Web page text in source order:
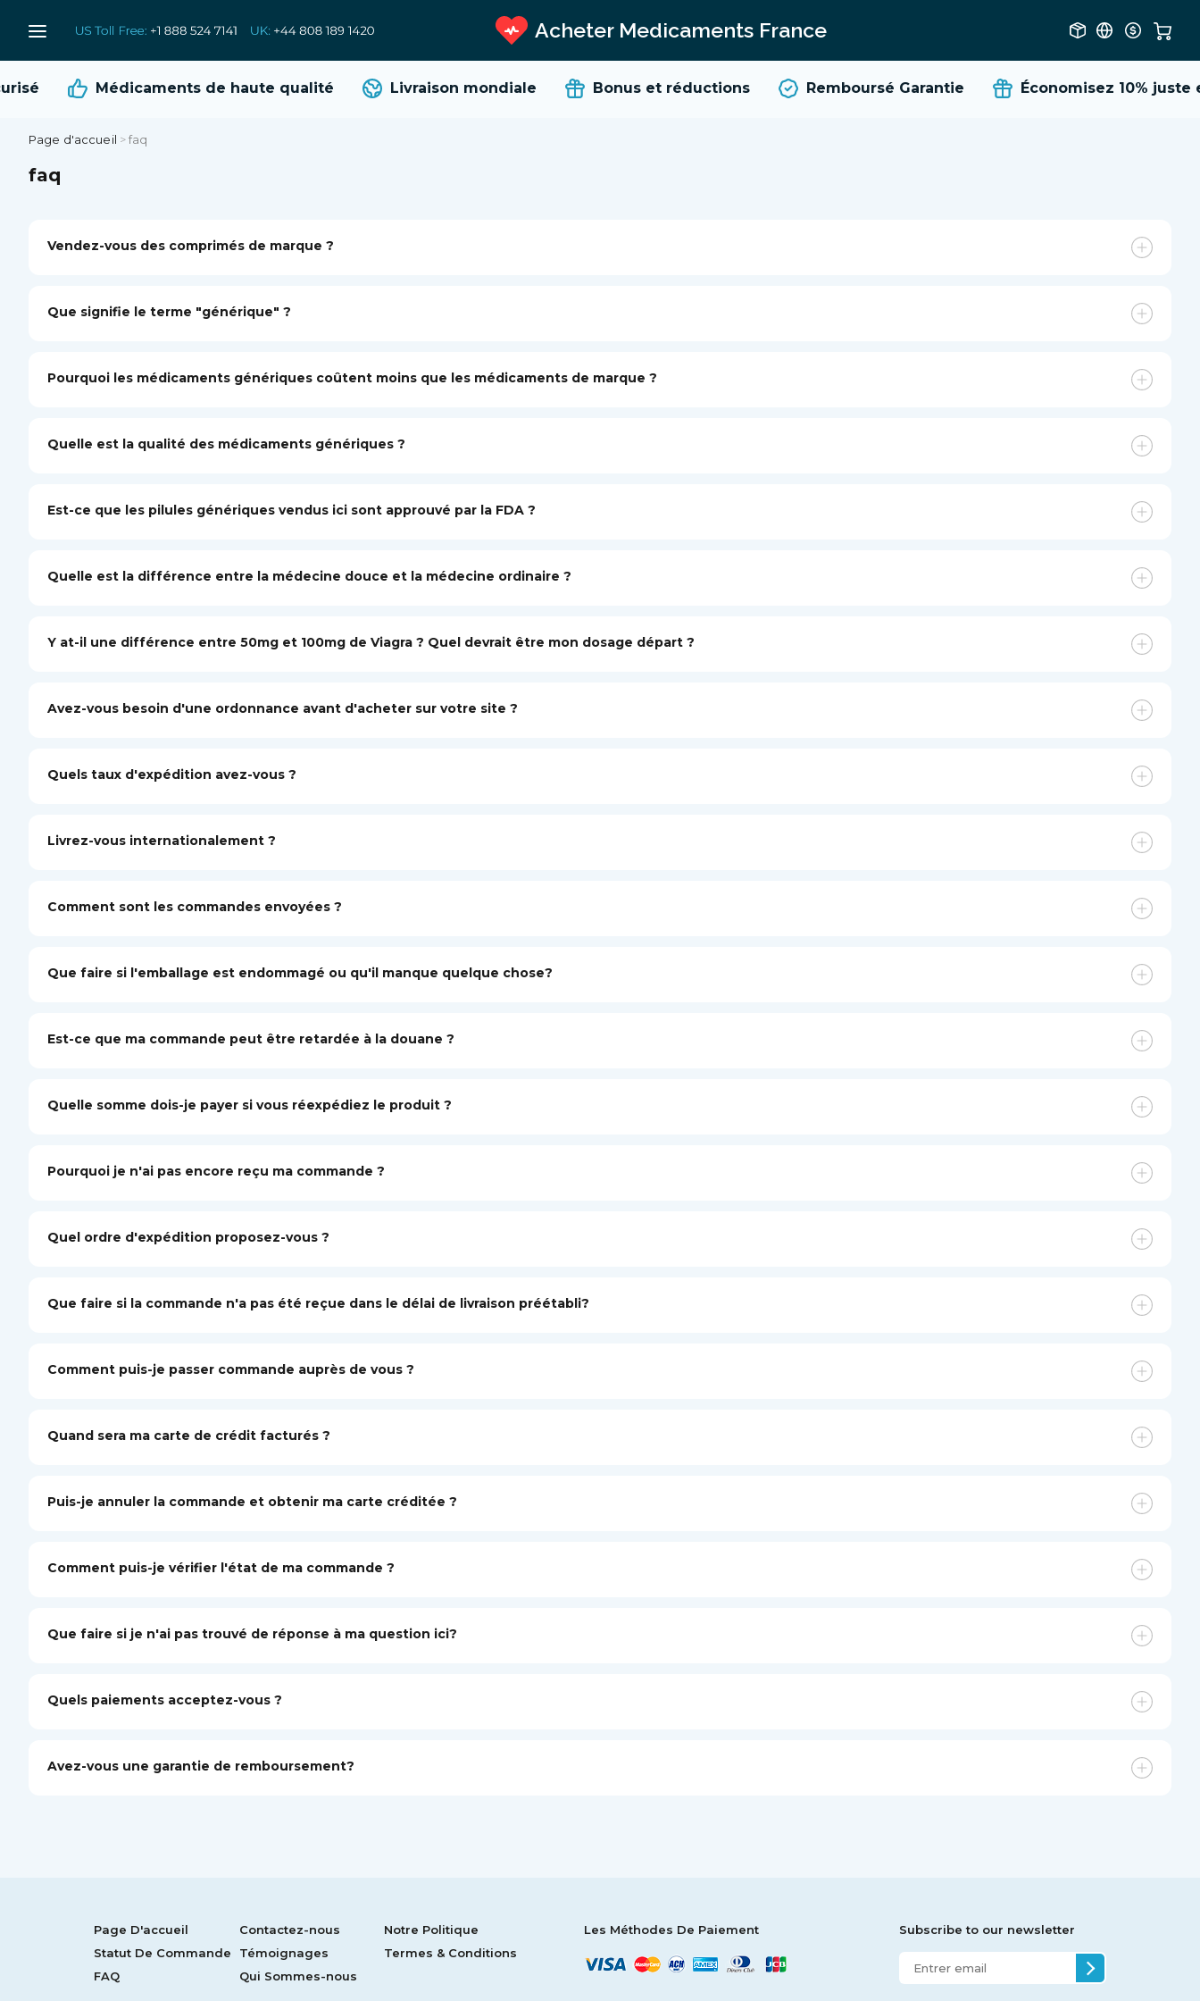
Acheter Medicaments France
Médicaments dehaute qualité Livraison mondiale Bonus et réductions Remboursé Garantie Économisez 10% juste
Page d'accueil >faq
faq
Vendez-vous des comprimés de marque ?
Que signifie le terme "générique" ?
Pourquoi les médicaments génériques coûtent moins que les médicaments de marque ?
Quelle est la qualité des médicaments génériques ?
Est-ce que les pilules génériques vendus ici sont approuvé par la FDA ?
Quelle est la différence entre la médecine douce et la médecine ordinaire ?
Y at-il une différence entre 50mg et 100mg de Viagra ? Quel devrait être mon dosage départ ?
Avez-vous besoin d'une ordonnance avant d'acheter sur votre site ?
Quels taux d'expédition avez-vous ?
Livrez-vous internationalement ?
Comment sont les commandes envoyées ?
Que faire si l'emballage est endommagé ou qu'il manque quelque chose?
Est-ce que ma commande peut être retardée à la douane ?
Quelle somme dois-je payer si vous réexpédiez le produit ?
Pourquoi je n'ai pas encore reçu ma commande ?
Quel ordre d'expédition proposez-vous ?
Que faire si la commande n'a pas été reçue dans le délai de livraison préétabli?
Comment puis-je passer commande auprès de vous ?
Quand sera ma carte de crédit facturés ?
Puis-je annuler la commande et obtenir ma carte créditée ?
Comment puis-je vérifier l'état de ma commande ?
Que faire si je n'ai pas trouvé de réponse à ma question ici?
Quels paiements acceptez-vous ?
Avez-vous une garantie de remboursement?
Page D'accueil Contactez-nous
Notre Politique
Statut De Commande
Témoignages
Termes & Conditions
FAQ
Qui Sommes-nous
Les Méthodes De Paiement Subscribe to our newsletter